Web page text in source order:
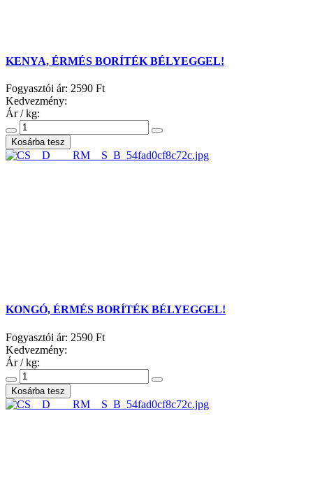
KENYA, ÉRMÉS BORÍTÉK BÉLYEGGEL!
Fogyasztói ár: 2590 Ft
Kedvezmény:
Ár / kg:
KONGÓ, ÉRMÉS BORÍTÉK BÉLYEGGEL!
Fogyasztói ár: 2590 Ft
Kedvezmény:
Ár / kg: